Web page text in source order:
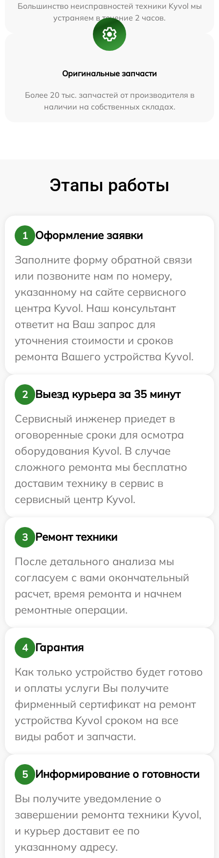
Большинство неисправностей техники Kyvol мы
устраняем в течение 2 часов.
Оригинальные запчасти
Более 20 тыс. запчастей от производителя в
наличии на собственных складах.
Этапы работы
1
Оформление заявки
Заполните форму обратной связи
или позвоните нам по номеру,
указанному на сайте сервисного
центра Kyvol. Наш консультант
ответит на Ваш запрос для
уточнения стоимости и сроков
ремонта Вашего устройства Kyvol.
2
Выезд курьера за 35 минут
Сервисный инженер приедет в
оговоренные сроки для осмотра
оборудования Kyvol. В случае
сложного ремонта мы бесплатно
доставим технику в сервис в
сервисный центр Kyvol.
3
Ремонт техники
После детального анализа мы
согласуем с вами окончательный
расчет, время ремонта и начнем
ремонтные операции.
4
Гарантия
Как только устройство будет готово
и оплаты услуги Вы получите
фирменный сертификат на ремонт
устройства Kyvol сроком на все
виды работ и запчасти.
5
Информирование о готовности
Вы получите уведомление о
завершении ремонта техники Kyvol,
и курьер доставит ее по
указанному адресу.